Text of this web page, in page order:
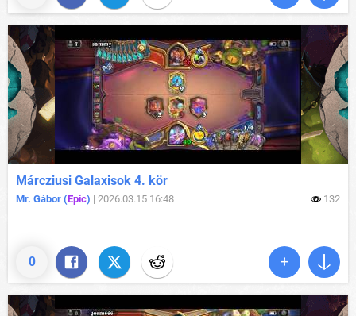
0
Márcziusi Galaxisok 4. kör
Mr. Gábor (Epic) | 2026.03.15 16:48 132